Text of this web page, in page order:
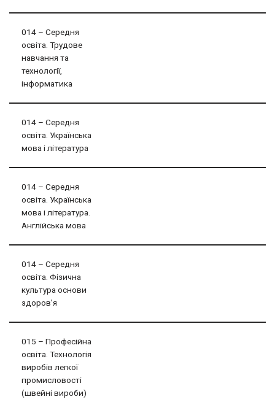
014 – Середня
освіта. Трудове
навчання та
технології,
інформатика
014 – Середня
освіта. Українська
мова і література
014 – Середня
освіта. Українська
мова і література.
Англiйська мова
014 – Середня
освіта. Фізична
культура основи
здоров’я
015 – Професійна
освіта. Технологія
виробів легкої
промисловості
(швейні вироби)